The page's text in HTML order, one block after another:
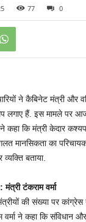
77 0
ने कैबिनेट मंत्री और
लगाए हैं. इस मामले पर आज
ने कहा कि मंत्री केदार
मानसिकता का
बताया.
टंकराम वर्मा
की संख्या पर
ने कहा कि संविधान